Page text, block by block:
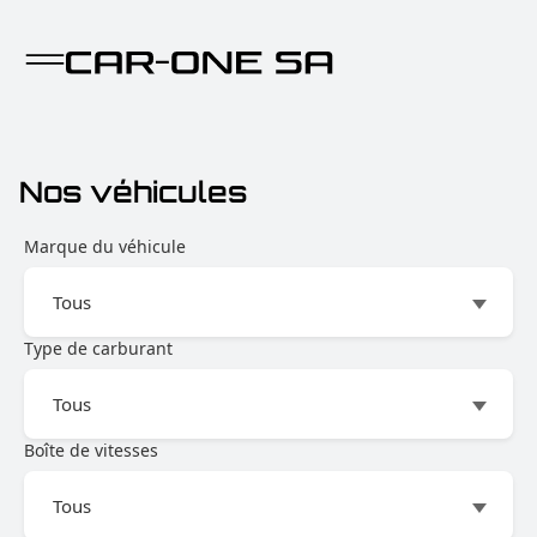
Nos véhicules
Marque du véhicule
Type de carburant
Boîte de vitesses